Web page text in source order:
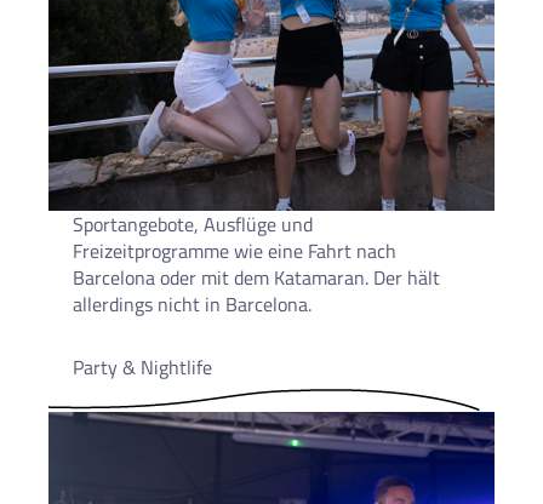
Sportangebote, Ausflüge und
Freizeitprogramme wie eine Fahrt nach
Barcelona oder mit dem Katamaran. Der hält
allerdings nicht in Barcelona.
Party & Nightlife